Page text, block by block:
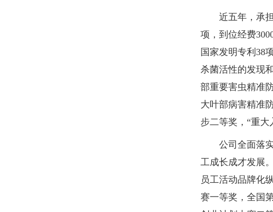
近五年，承担
项，到位经费
国家发明专利38
杀菌活性的发现
部重要害虫精准
大叶部病害精准
步二等奖，“重大
公司全面落实
工成长成才发展
员工活动品牌化
赛一等奖，全国